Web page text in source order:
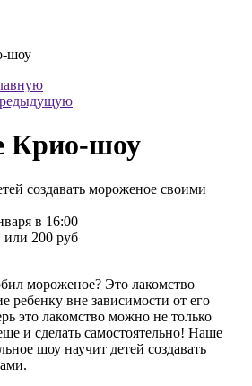
шоу
Крио-шоу
создавать мороженое своими
в 16:00
или 200 руб
мороженое? Это лакомство
ребенку вне зависимости от его
это лакомство можно не только
и сделать самостоятельно! Наше
шоу научит детей создавать